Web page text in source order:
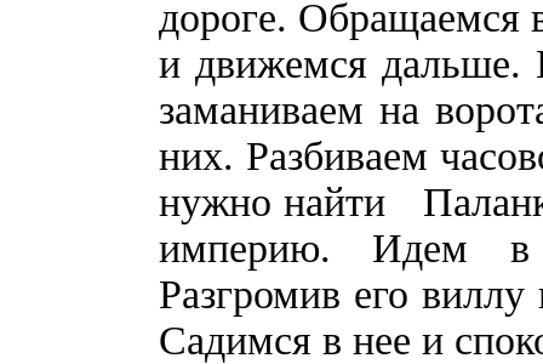
дороге. Обращаемся
и движемся дальше.
заманиваем на
них. Разбиваем
нужно найти
империю. Идем в
Разгромив его
Садимся в нее и